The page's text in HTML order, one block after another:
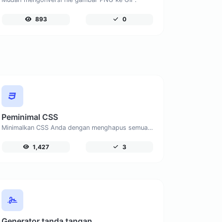
893 0
Peminimal CSS
Minimalkan CSS Anda dengan menghapus semua karakter yang tidak perlu.
1,427 3